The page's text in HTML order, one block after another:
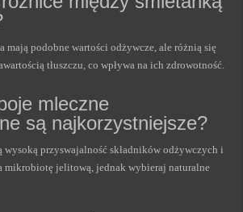
mają podobne wartości odżywcze, ale różnią się
tłuszczu, co wpływa na ich zdrowotność.
mleczne
są najkorzystniejsze?
przyswajalność składników odżywczych i
mikrobiotę jelitową, jednak wybieraj naturalne